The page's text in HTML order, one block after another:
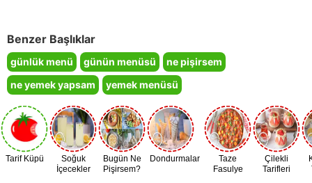
Benzer Başlıklar
günlük menü günün menüsü
ne pişirsem
ne yemek yapsam
yemek menüsü
Tarif Küpü
Soğuk
İçecekler
Bugün Ne
Pişirsem?
Dondurmalar
Taze
Fasulye
Çilekli
Tarifleri